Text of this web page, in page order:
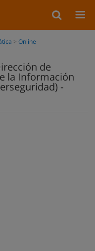
Online
de
la Información
-